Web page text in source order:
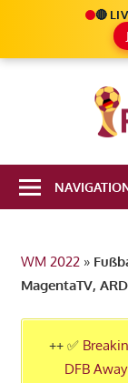
🔴
Infos
2022
in
Katar
WM 2022»
MagentaTV,
++ ✅
DFB